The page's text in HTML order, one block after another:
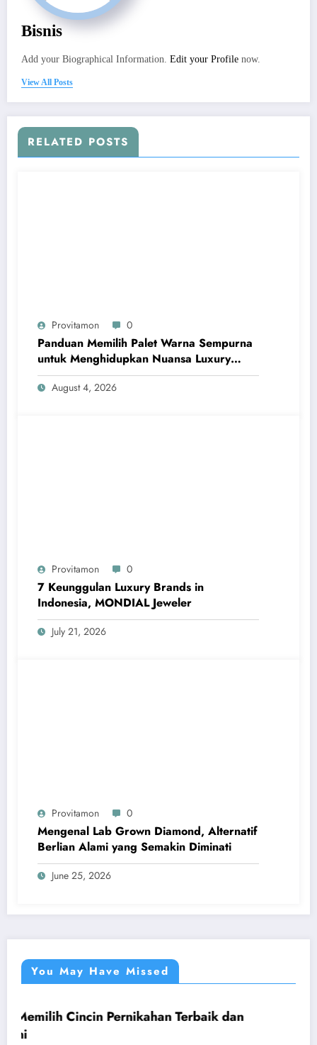
Bisnis
Add your Biographical Information. Edit your Profile now.
View All Posts
RELATED POSTS
Provitamon 0
Panduan Memilih Palet Warna Sempurna
untuk Menghidupkan Nuansa Luxury
Bathrooms
August 4, 2026
Provitamon 0
7 Keunggulan Luxury Brands in
Indonesia, MONDIAL Jeweler
July 21, 2026
Provitamon 0
Mengenal Lab Grown Diamond, Alternatif
Berlian Alami yang Semakin Diminati
June 25, 2026
You May Have Missed
Pernikahan Terbaik dan UMUM
Panduan Mudah